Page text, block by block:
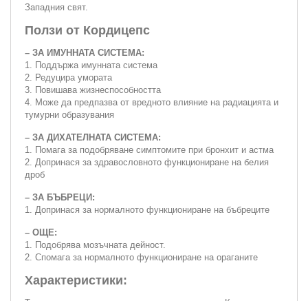
Западния свят.
Ползи от Кордицепс
– ЗА ИМУННАТА СИСТЕМА:
1. Поддържа имунната система
2. Редуцира умората
3. Повишава жизнеспособността
4. Може да предпазва от вредното влияние на радиацията и
тумурни образувания
– ЗА ДИХАТЕЛНАТА СИСТЕМА:
1. Помага за подобряване симптомите при бронхит и астма
2. Допринася за здравословното функциониране на белия
дроб
– ЗА БЪБРЕЦИ:
1. Допринася за нормалното функциониране на бъбреците
– ОЩЕ:
1. Подобрява мозъчната дейност.
2. Спомага за нормалното функциониране на ораганите
Характеристики: